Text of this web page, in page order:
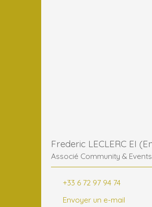
Associé Community & Events
+33 6 72 97 94 74
Envoyer un e-mail